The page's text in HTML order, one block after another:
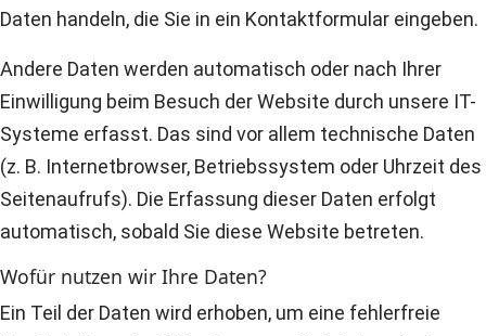
Daten handeln, die Sie in ein Kontaktformular eingeben.
Andere Daten werden automatisch oder nach Ihrer
Einwilligung beim Besuch der Website durch unsere IT-
Systeme erfasst. Das sind vor allem technische Daten
(z. B. Internetbrowser, Betriebssystem oder Uhrzeit des
Seitenaufrufs). Die Erfassung dieser Daten erfolgt
automatisch, sobald Sie diese Website betreten.
Wofür nutzen wir Ihre Daten?
Ein Teil der Daten wird erhoben, um eine fehlerfreie